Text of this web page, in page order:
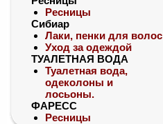
Ресницы
Сибиар
Лаки, пенки для волос
Уход за одеждой
ТУАЛЕТНАЯ ВОДА
Туалетная вода,
одеколоны и
лосьоны.
ФАРЕСС
Ресницы